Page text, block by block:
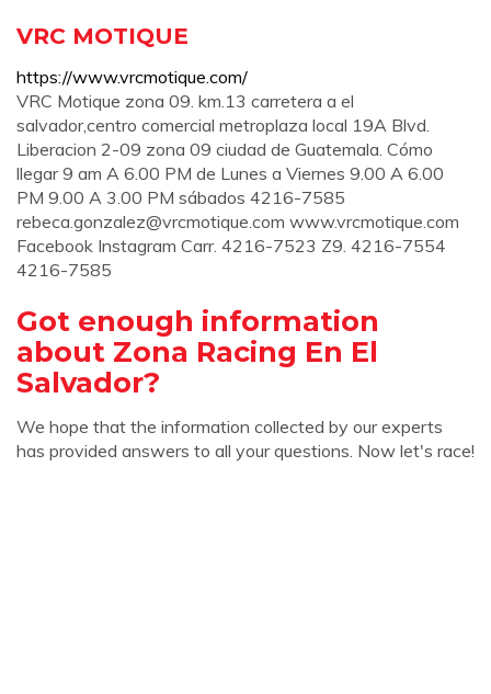
VRC MOTIQUE
https://www.vrcmotique.com/
VRC Motique zona 09. km.13 carretera a el
salvador,centro comercial metroplaza local 19A Blvd.
Liberacion 2-09 zona 09 ciudad de Guatemala. Cómo
llegar 9 am A 6.00 PM de Lunes a Viernes 9.00 A 6.00
PM 9.00 A 3.00 PM sábados 4216-7585
rebeca.gonzalez@vrcmotique.com www.vrcmotique.com
Facebook Instagram Carr. 4216-7523 Z9. 4216-7554
4216-7585
Got enough information
about Zona Racing En El
Salvador?
We hope that the information collected by our experts
has provided answers to all your questions. Now let's race!